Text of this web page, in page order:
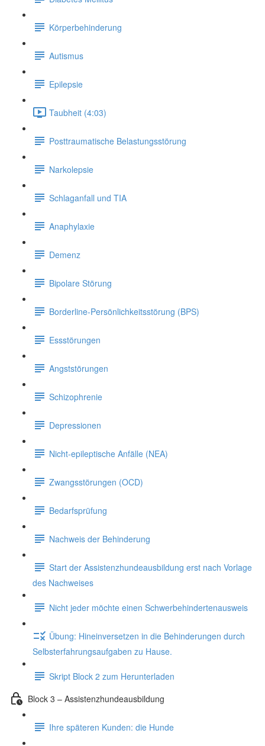
Körperbehinderung
Autismus
Epilepsie
Taubheit (4:03)
Posttraumatische Belastungsstörung
Narkolepsie
Schlaganfall und TIA
Anaphylaxie
Demenz
Bipolare Störung
Borderline-Persönlichkeitsstörung (BPS)
Essstörungen
Angststörungen
Schizophrenie
Depressionen
Nicht-epileptische Anfälle (NEA)
Zwangsstörungen (OCD)
Bedarfsprüfung
Nachweis der Behinderung
Start der Assistenzhundeausbildung erst nach Vorlage
des Nachweises
Nicht jeder möchte einen Schwerbehindertenausweis
Übung: Hineinversetzen in die Behinderungen durch
Selbsterfahrungsaufgaben zu Hause.
Skript Block 2 zum Herunterladen
Block 3 – Assistenzhundeausbildung
Ihre späteren Kunden: die Hunde